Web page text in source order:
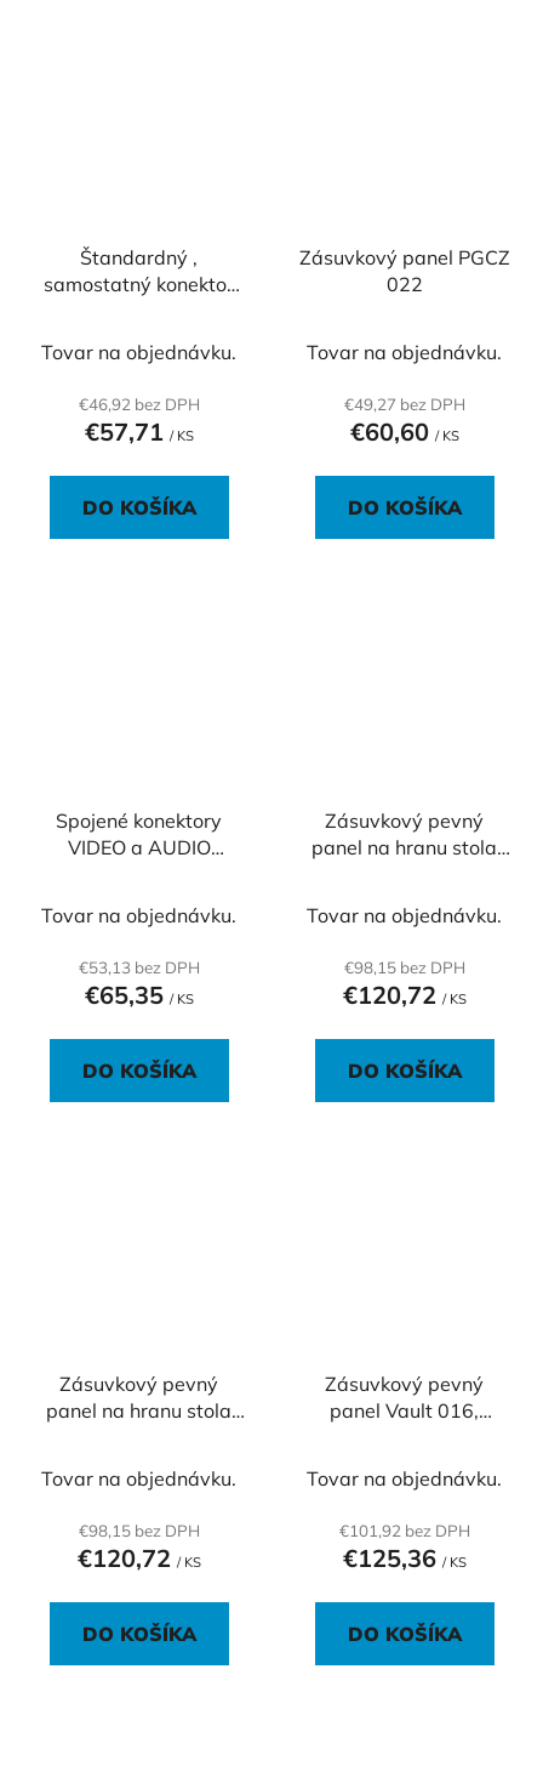
Štandardný ,
samostatný konektor
Tovar na objednávku.
€46,92 bez DPH
€57,71 / KS
DO KOŠÍKA
Zásuvkový panel PGCZ
022
Tovar na objednávku.
€49,27 bez DPH
€60,60 / KS
DO KOŠÍKA
Spojené konektory
VIDEO a AUDIO
Tovar na objednávku.
€53,13 bez DPH
€65,35 / KS
DO KOŠÍKA
Zásuvkový pevný
panel na hranu stola
Tovar na objednávku.
€98,15 bez DPH
€120,72 / KS
DO KOŠÍKA
Zásuvkový pevný
panel na hranu stola
Tovar na objednávku.
€98,15 bez DPH
€120,72 / KS
DO KOŠÍKA
Zásuvkový pevný
panel Vault 016,
Tovar na objednávku.
€101,92 bez DPH
€125,36 / KS
DO KOŠÍKA